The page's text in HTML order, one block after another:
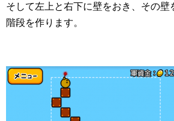
そして左上と右下に壁をおき、その壁
階段を作ります。